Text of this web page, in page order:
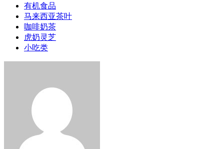
有机食品
马来西亚茶叶
咖啡奶茶
虎奶灵芝
小吃类